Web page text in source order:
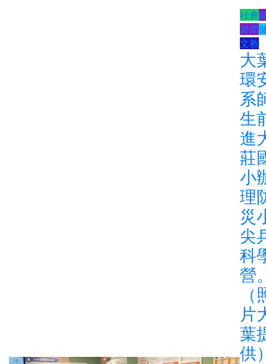
社會
新聞
文教
大
環
系
生
進
莊
小
理
災
尖
科
營
（
片
葉
供